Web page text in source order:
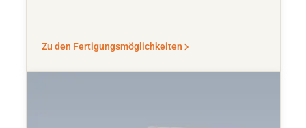
Zu den Fertigungsmöglichkeiten